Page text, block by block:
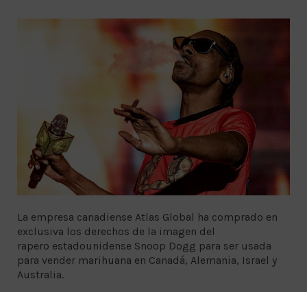
La empresa canadiense Atlas Global ha comprado en
exclusiva los derechos de la imagen del
rapero estadounidense Snoop Dogg para ser usada
para vender marihuana en Canadá, Alemania, Israel y
Australia.